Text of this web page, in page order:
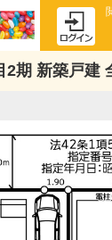
2期 新築戸建